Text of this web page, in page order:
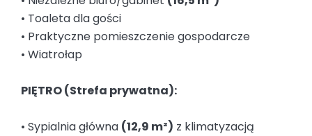
• Toaleta dla gości
• Praktyczne pomieszczenie gospodarcze
• Wiatrołap
PIĘTRO (Strefa prywatna):
• Sypialnia główna (12,9 m²) z klimatyzacją